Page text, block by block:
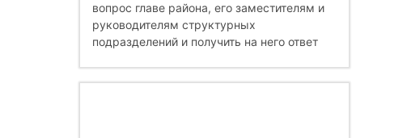
вопрос главе района, его заместителям и
руководителям структурных
подразделений и получить на него ответ